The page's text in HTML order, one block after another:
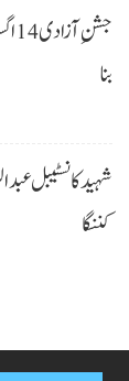
بنا
شہید کانسٹیبل
کننگا